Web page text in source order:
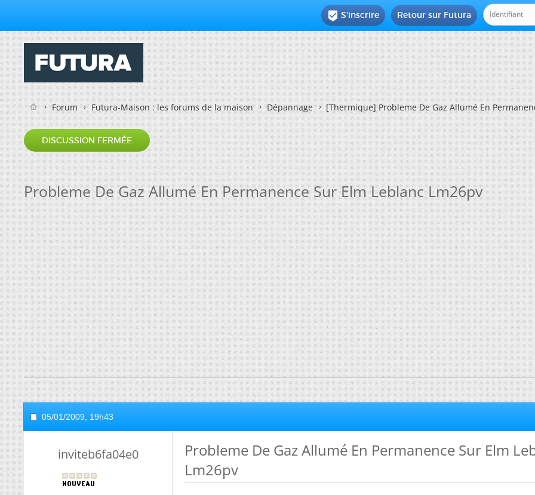
Retour sur Futura
 S'inscrire
Forum Futura-Maison : les forums de la maison Dépannage [Thermique]Probleme De Gaz Allumé En
DISCUSSION FERMÉE
Probleme De Gaz Allumé En Permanence Sur Elm Leblanc Lm26pv
05/01/2009, 19h43
inviteb6fa04e0
Probleme De Gaz Allumé En Permanence Sur Elm
Lm26pv